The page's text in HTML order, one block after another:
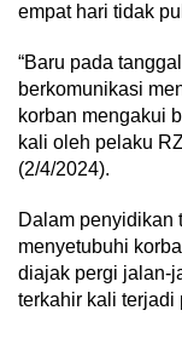
empat hari tidak
“Baru pada
berkomunikasi
korban mengakui
kali oleh pelaku
(2/4/2024).
Dalam penyidikan
menyetubuhi
diajak pergi jalan-
terkahir kali terjadi